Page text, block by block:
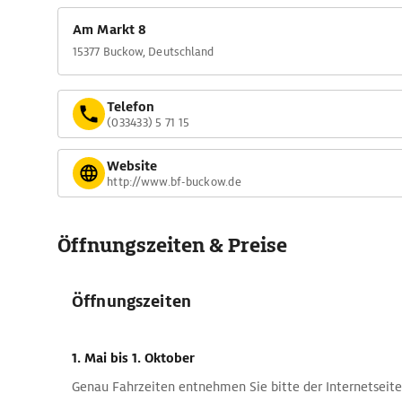
Am Markt 8
15377 Buckow, Deutschland
Telefon
(033433) 5 71 15
Website
http://www.bf-buckow.de
Öffnungszeiten & Preise
Öffnungszeiten
1. Mai bis 1. Oktober
Genau Fahrzeiten entnehmen Sie bitte der